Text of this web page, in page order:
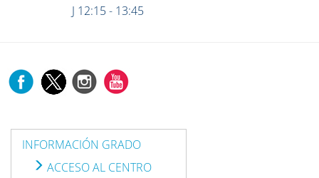
J 12:15 - 13:45
INFORMACIÓN GRADO
ACCESO AL CENTRO